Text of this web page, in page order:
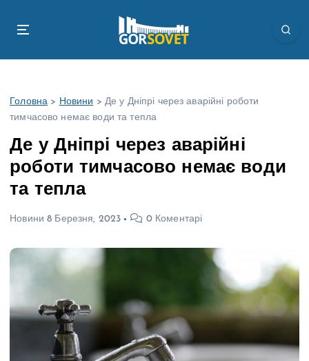
Головна > Новини > Де у Дніпрі через аварійні роботи
тимчасово немає води та тепла
Де у Дніпрі через аварійні
роботи тимчасово немає води
та тепла
Новини 8 Березня, 2023 0 Коментарі